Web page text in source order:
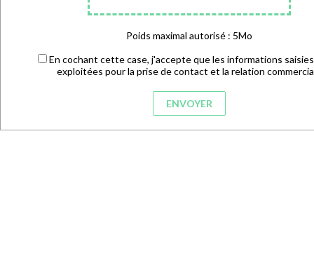
Poids maximal autorisé : 5Mo
En cochant cette case, j'accepte que les informations
exploitées pour la prise de contact et la relation